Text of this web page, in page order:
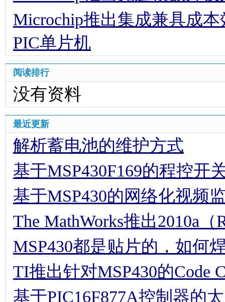
Microchip推出集成兼具成
PIC单片机
阅读排行
没有资料
最近更新
解析蓄电池的维护方式
基于MSP430F169的程控开
基于MSP430的网络化视频
The MathWorks推出2010a
MSP430都是贴片的，如何
TI推出针对MSP430的Code
基于PIC16F877A控制器的